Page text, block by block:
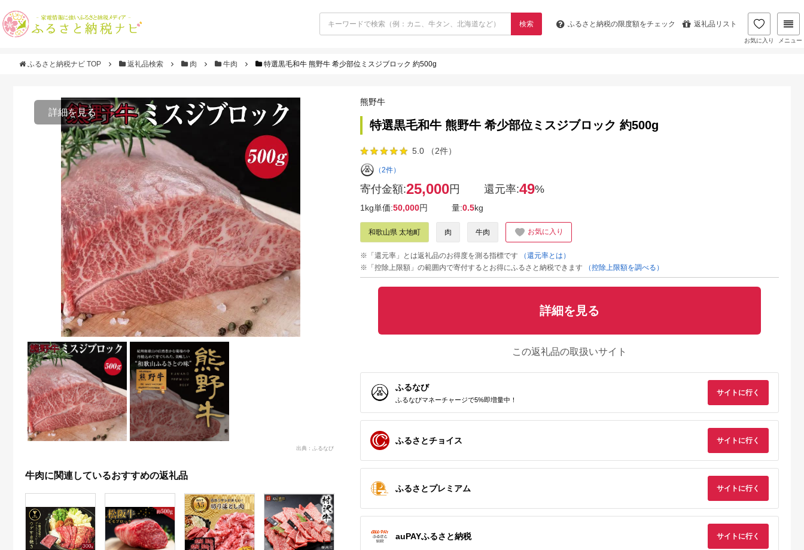
検索 ふるさと納税の限度額をチェック 返礼品リスト
お気に入り メニュー
ふるさと納税ナビ TOP 返礼品検索 肉 牛肉 特選黒毛和牛 熊野牛 希少部位ミスジブロック 約500g
詳細を見る
出典：ふるなび
牛肉に関連しているおすすめの返礼品
熊野牛
特選黒毛和牛 熊野牛 希少部位ミスジブロック 約500g
5.0 （2件）
（2件）
寄付金額:25,000円 還元率:49%
1kg単価:50,000円 量:0.5kg
和歌山県 太地町 肉 牛肉 お気に入り
※「還元率」とは返礼品のお得度を測る指標です
（還元率とは）
※「控除上限額」の範囲内で寄付するとお得にふるさと納税できます
（控除上限額を調べる）
詳細を見る
この返礼品の取扱いサイト
ふるなび
ふるなびマネーチャージで5%即増量中！
サイトに行く
ふるさとチョイス サイトに行く
ふるさとプレミアム サイトに行く
auPAYふるさと納税 サイトに行く